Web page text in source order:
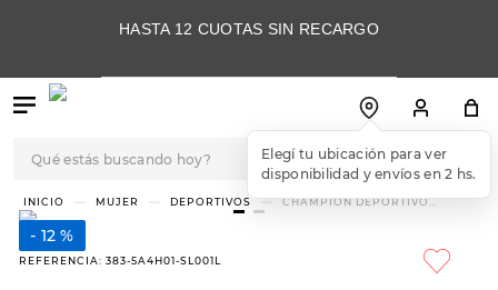
HASTA 12 CUOTAS SIN RECARGO
Elegí tu ubicación para ver
disponibilidad y envíos en 2 hs.
MUJER DEPORTIVOS
CHAMPION DEPORTIVO
12 %
REFERENCIA: 383-5A4H01-SL001L
TÉRMINOS MÁS
BUSCADOS